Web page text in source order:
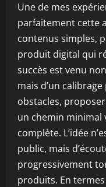
Une de mes
parfaitement cette
contenus simples,
produit digital qui
succès est venu
mais d’un
obstacles,
un chemin minimal
complète. L’idée
public, mais
progressivement
produits. En